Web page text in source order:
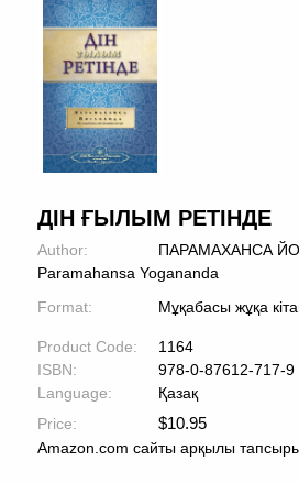
ДІН ҒЫЛЫМ РЕТІНДЕ
Author:
ПАРАМАХАНСА
Paramahansa Yogananda
Format:
Мұқабасы жұқа
Product Code:
1164
ISBN:
978-0-87612-717-9
Language:
Қазақ
Price:
$10.95
Amazon.com сайты арқылы